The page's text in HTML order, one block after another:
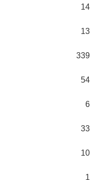
14
13
339
54
6
33
10
1